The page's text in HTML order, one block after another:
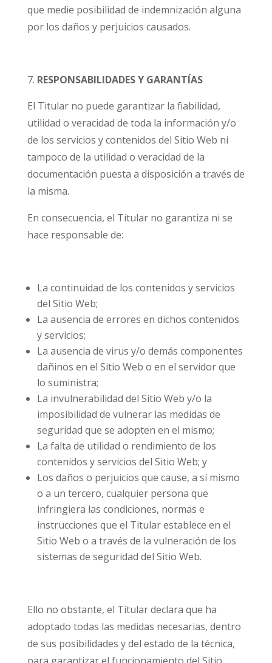
que medie posibilidad de indemnización alguna
por los daños y perjuicios causados.
RESPONSABILIDADES Y GARANTÍAS
El Titular no puede garantizar la fiabilidad,
utilidad o veracidad de toda la información y/o
de los servicios y contenidos del Sitio Web ni
tampoco de la utilidad o veracidad de la
documentación puesta a disposición a través de
la misma.
En consecuencia, el Titular no garantiza ni se
hace responsable de:
La continuidad de los contenidos y servicios
del Sitio Web;
La ausencia de errores en dichos contenidos
y servicios;
La ausencia de virus y/o demás componentes
dañinos en el Sitio Web o en el servidor que
lo suministra;
La invulnerabilidad del Sitio Web y/o la
imposibilidad de vulnerar las medidas de
seguridad que se adopten en el mismo;
La falta de utilidad o rendimiento de los
contenidos y servicios del Sitio Web; y
Los daños o perjuicios que cause, a sí mismo
o a un tercero, cualquier persona que
infringiera las condiciones, normas e
instrucciones que el Titular establece en el
Sitio Web o a través de la vulneración de los
sistemas de seguridad del Sitio Web.
Ello no obstante, el Titular declara que ha
adoptado todas las medidas necesarias, dentro
de sus posibilidades y del estado de la técnica,